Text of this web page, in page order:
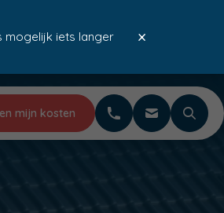
mogelijk iets langer ×
mijn kosten
ervaring Gratis advies & offerte